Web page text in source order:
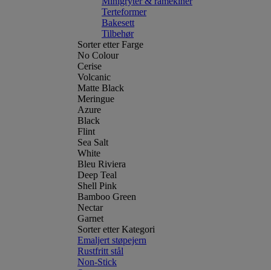
Terteformer
Bakesett
Tilbehør
Sorter etter Farge
No Colour
Cerise
Volcanic
Matte Black
Meringue
Azure
Black
Flint
Sea Salt
White
Bleu Riviera
Deep Teal
Shell Pink
Bamboo Green
Nectar
Garnet
Sorter etter Kategori
Emaljert støpejern
Rustfritt stål
Non-Stick